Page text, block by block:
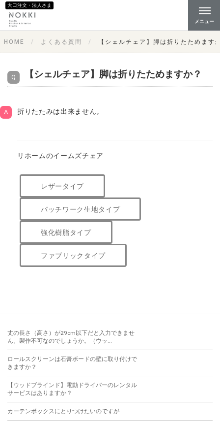
大口注文・法人さま
メニュー
HOME よくある質問 【シェルチェア】脚は折りたためます
【シェルチェア】脚は折りたためますか？
折りたたみは出来ません。
リホームのイームズチェア
レザータイプ
パッチワーク生地タイプ
強化樹脂タイプ
ファブリックタイプ
丈の長さ（高さ）が29cm以下だと入力できませ
ん。製作不可なのでしょうか。（ウッ...
ロールスクリーンは石膏ボードの壁に取り付けで
きますか？
【ウッドブラインド】電動ドライバーのレンタル
サービスはありますか？
カーテンボックスにとりつけたいのですが